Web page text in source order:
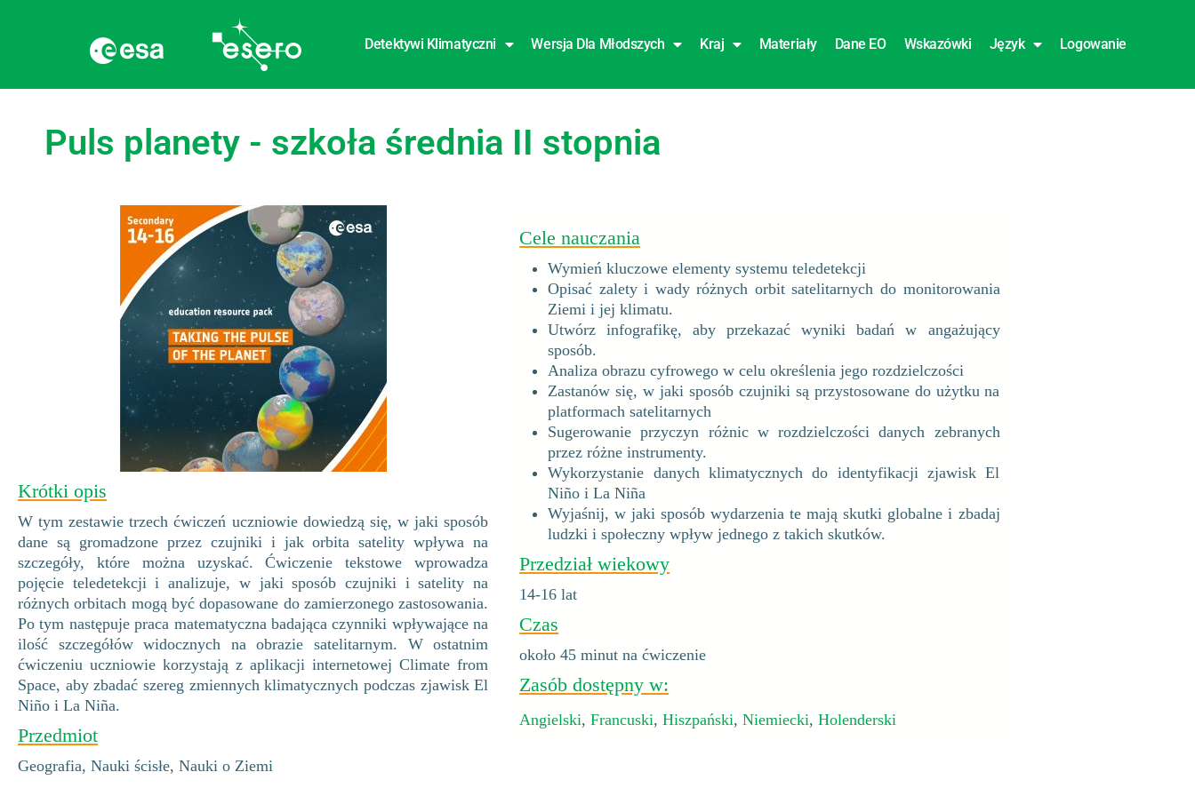
Detektywi Klimatyczni Wersja Dla Młodszych Kraj Materiały Dane EO Wskazówki Język Logowanie
Puls planety - szkoła średnia II stopnia
Krótki opis
W tym zestawie trzech ćwiczeń uczniowie dowiedzą się, w jaki sposób
dane są gromadzone przez czujniki i jak orbita satelity wpływa na
szczegóły, które można uzyskać. Ćwiczenie tekstowe wprowadza
pojęcie teledetekcji i analizuje, w jaki sposób czujniki i satelity na
różnych orbitach mogą być dopasowane do zamierzonego zastosowania.
Po tym następuje praca matematyczna badająca czynniki wpływające na
ilość szczegółów widocznych na obrazie satelitarnym. W ostatnim
ćwiczeniu uczniowie korzystają z aplikacji internetowej Climate from
Space, aby zbadać szereg zmiennych klimatycznych podczas zjawisk El
Niño i La Niña.
Przedmiot
Geografia, Nauki ścisłe, Nauki o Ziemi
Cele nauczania
Wymień kluczowe elementy systemu teledetekcji
Opisać zalety i wady różnych orbit satelitarnych do monitorowania
Ziemi i jej klimatu.
Utwórz infografikę, aby przekazać wyniki badań w angażujący
sposób.
Analiza obrazu cyfrowego w celu określenia jego rozdzielczości
Zastanów się, w jaki sposób czujniki są przystosowane do użytku na
platformach satelitarnych
Sugerowanie przyczyn różnic w rozdzielczości danych zebranych
przez różne instrumenty.
Wykorzystanie danych klimatycznych do identyfikacji zjawisk El
Niño i La Niña
Wyjaśnij, w jaki sposób wydarzenia te mają skutki globalne i zbadaj
ludzki i społeczny wpływ jednego z takich skutków.
Przedział wiekowy
14-16 lat
Czas
około 45 minut na ćwiczenie
Zasób dostępny w:
Angielski,Francuski,Hiszpański,Niemiecki,Holenderski